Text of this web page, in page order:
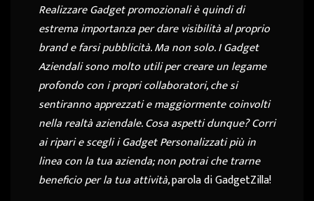
Realizzare Gadget promozionali è quindi di
estrema importanza per dare visibilità al proprio
brand e farsi pubblicità. Ma non solo. I Gadget
Aziendali sono molto utili per creare un legame
profondo con i propri collaboratori, che si
sentiranno apprezzati e maggiormente coinvolti
nella realtà aziendale. Cosa aspetti dunque? Corri
ai ripari e scegli i Gadget Personalizzati più in
linea con la tua azienda; non potrai che trarne
beneficio per la tua attività,parola di GadgetZilla!